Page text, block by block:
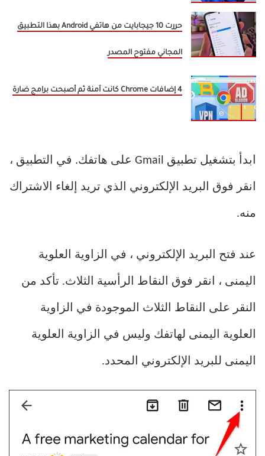
حررت 10 جيجابايت من هاتفي Android بهذا التطبيق
المجاني مفتوح المصدر
4 إضافات Chrome كانت آمنة ثم أصبحت برامج ضارة
ابدأ بتشغيل تطبيق Gmail على هاتفك. في التطبيق ،
انقر فوق البريد الإلكتروني الذي تريد إلغاء الاشتراك
منه.
عند فتح البريد الإلكتروني ، في الزاوية العلوية
اليمنى ، انقر فوق النقاط الرأسية الثلاث. تأكد من
النقر على النقاط الثلاث الموجودة في الزاوية
العلوية اليمنى لهاتفك وليس في الزاوية العلوية
اليمنى للبريد الإلكتروني المحدد.